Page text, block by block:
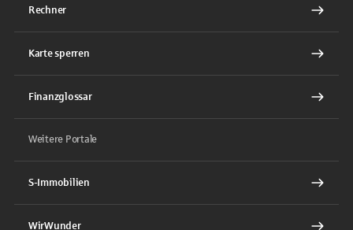
Rechner
Karte sperren
Finanzglossar
Weitere Portale
S-Immobilien
WirWunder